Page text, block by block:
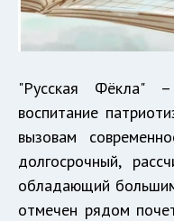
"Русская Фёкла"
воспитание
вызовам
долгосрочный,
обладающий
отмечен рядом